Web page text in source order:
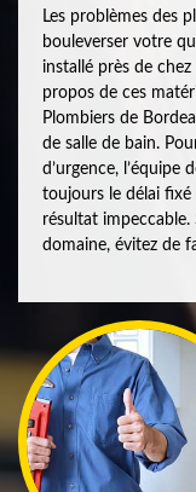
Les problèmes des
bouleverser votre
installé près de
propos de ces
Plombiers de
de salle de bain.
d’urgence, l’équipe
toujours le délai fixé
résultat impeccable.
domaine, évitez de